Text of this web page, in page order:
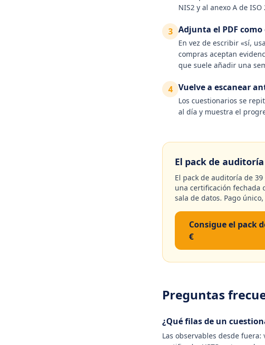
NIS2 y al anexo A de
3 Adjunta el PDF
En vez de escribir «sí,
compras aceptan
que suele añadir una
4 Vuelve a escanear
Los cuestionarios se
al día y muestra el
El pack de
El pack de auditoría de
una certificación fechada
sala de datos. Pago
Consigue el pack
€
Preguntas
¿Qué filas de un
Las observables desde